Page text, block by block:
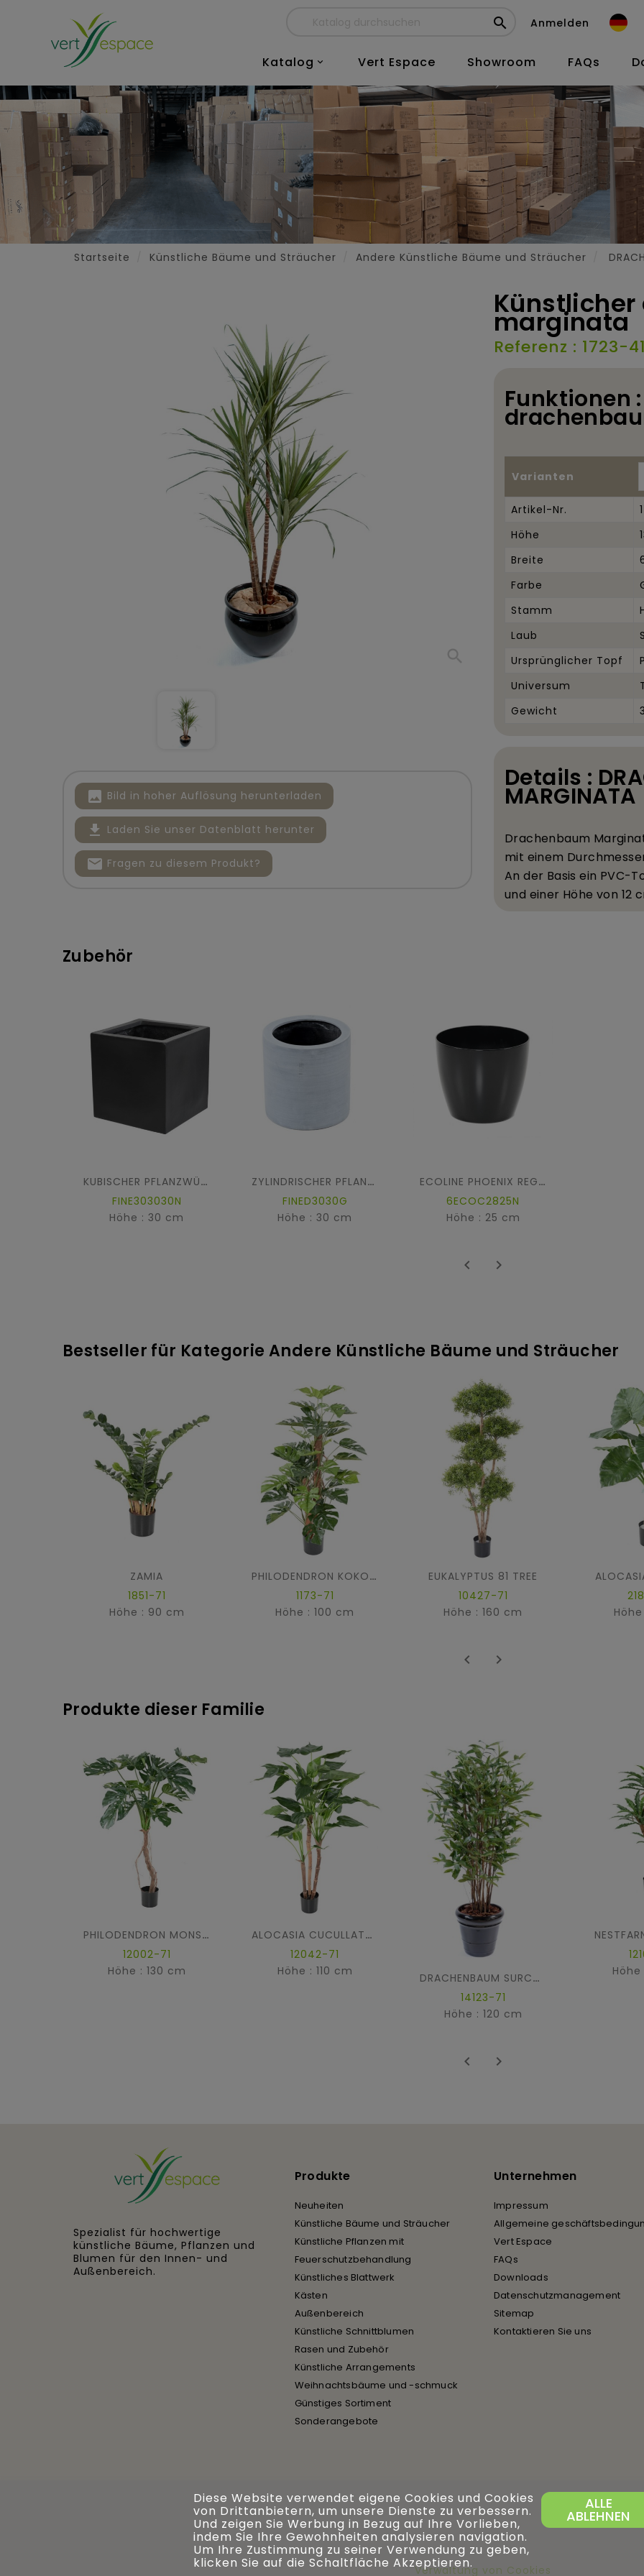
 Anmelden

Katalog Vert Espace Showroom FAQs
Startseite Künstliche Bäume und Sträucher Andere Künstliche Bäume und Sträucher
search
image Bild in hoher Auflösung herunterladen
file_download Laden Sie unser Datenblatt herunter
mail Fragen zu diesem Produkt?
marginata
Referenz : 1723-41
Funktionen
Varianten
Artikel-Nr.
Höhe
Breite
Farbe
Stamm
Laub
Ursprünglicher Topf
Universum
Gewicht
Details :
MARGINATA
Drachenbaum
mit einem
An der Basis ein PVC-
und einer Höhe von 12
Zubehör
KUBISCHER PFLANZWÜRFEL FIBER
FINE303030N
Höhe : 30 cm
ZYLINDRISCHER PFLANZTOPF FIBER
FINED3030G
Höhe : 30 cm
ECOLINE PHOENIX REGULAR PFLANZGEFÄSS
6ECOC2825N
Höhe : 25 cm
 
Bestseller für Kategorie Andere Künstliche Bäume und Sträucher
ZAMIA
1851-71
Höhe : 90 cm
PHILODENDRON KOKOS-RANKSTAB
1173-71
Höhe : 100 cm
EUKALYPTUS 81 TREE
10427-71
Höhe : 160 cm
 
Produkte dieser Familie
PHILODENDRON MONSTERA T
12002-71
Höhe : 130 cm
ALOCASIA CUCULLATA 3T
12042-71
Höhe : 110 cm
DRACHENBAUM SURCULOSA
14123-71
Höhe : 120 cm
Höhe
 
Spezialist für hochwertige
künstliche Bäume, Pflanzen und
Blumen für den Innen- und
Außenbereich.
Produkte
Neuheiten
Künstliche Bäume und Sträucher
Künstliche Pflanzen mit
Feuerschutzbehandlung
Künstliches Blattwerk
Kästen
Außenbereich
Künstliche Schnittblumen
Rasen und Zubehör
Künstliche Arrangements
Weihnachtsbäume und -schmuck
Günstiges Sortiment
Sonderangebote
Unternehmen
Impressum
Allgemeine
Vert Espace
FAQs
Downloads
Datenschutzmanagement
Sitemap
Kontaktieren Sie uns
Verwaltung von Cookies
Diese Website verwendet eigene Cookies und Cookies
von Drittanbietern, um unsere Dienste zu verbessern.
Und zeigen Sie Werbung in Bezug auf Ihre Vorlieben,
indem Sie Ihre Gewohnheiten analysieren navigation.
Um Ihre Zustimmung zu seiner Verwendung zu geben,
klicken Sie auf die Schaltfläche Akzeptieren.
ALLE
ABLEHNEN